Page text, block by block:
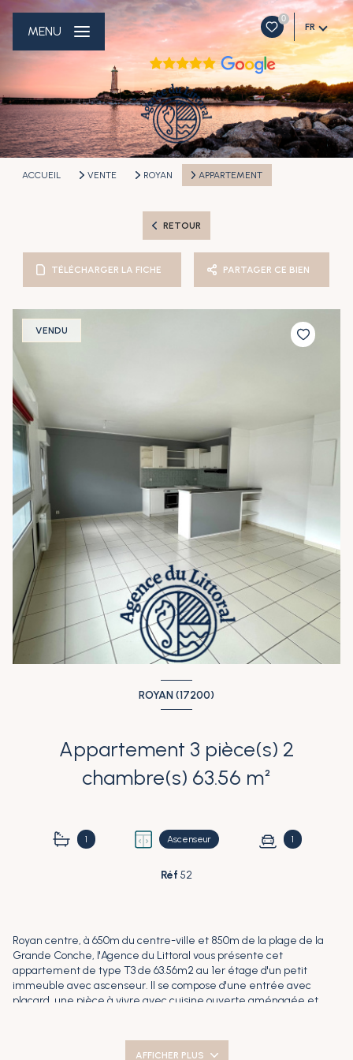
0
FR
MENU
ACCUEIL VENTE ROYAN APPARTEMENT
RETOUR
TÉLÉCHARGER LA FICHE PARTAGER CE BIEN
VENDU
ROYAN (17200)
Appartement 3 pièce(s) 2
chambre(s) 63.56 m²
1 Ascenseur 1
Réf 52
Royan centre, à 650m du centre-ville et 850m de la plage de la
Grande Conche, l'Agence du Littoral vous présente cet
appartement de type T3 de 63.56m2 au 1er étage d'un petit
immeuble avec ascenseur. Il se compose d'une entrée avec
placard, une pièce à vivre avec cuisine ouverte aménagée et
AFFICHER PLUS